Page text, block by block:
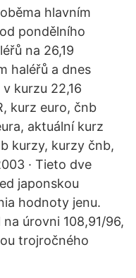
hlavním
pondělního
na 26,19
haléřů a dnes
kurzu 22,16
kurz euro, čnb
aktuální kurz
kurzy, kurzy čnb,
· Tieto dve
japonskou
hodnoty jenu.
úrovni 108,91/96,
trojročného